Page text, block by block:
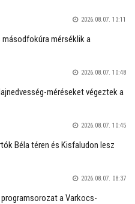
2026.08.07. 13:11
mérséklik a
2026.08.07. 10:48
méréseket végeztek a
2026.08.07. 10:45
Béla téren és Kisfaludon lesz
2026.08.07. 08:37
a Varkocs-